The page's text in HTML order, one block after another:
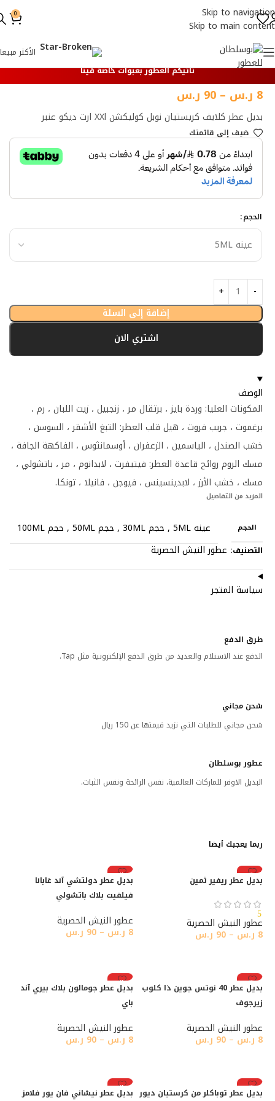
Skip to navigation
Skip to main content
0
الأكثر مبيعا
تأتيكم العطور بعبوات خاصة فينا
بديل عطر كلايف كريستيان نوبل كوليكشن XXl ارت ديكو عنبر
8 ر.س –
90 ر.س
ضيف إلي قائمتك
الحجم
إضافة إلى السلة
اشتري الان
الوصف
المكونات العليا: وردة بايز ، برتقال مر ، زنجبيل ، زيت اللبان ، رم ،
برغموت ، جريب فروت ، هيل قلب العطر: التبغ الأشقر ، السوسن ،
خشب الصندل ، الياسمين ، الزعفران ، أوسمانثوس ، الفاكهة الجافة ،
مسك الروم روائح قاعدة العطر: فيتيفرت ، لابدانوم ، مر ، باتشولي ،
مسك ، خشب الأرز ، لابدينسينس ، فيوجن ، فانيلا ، تونكا.
المزيد من التفاصيل
الحجم عينه 5ML , حجم 30ML , حجم 50ML , حجم 100ML
التصنيف: عطور النيش الحصرية
سياسة المتجر
طرق الدفع
الدفع عند الاستلام والعديد من طرق الدفع الإلكترونية مثل Tap.
شحن مجاني
شحن مجاني للطلبات التي تزيد قيمتها عن 150 ريال
عطور بوسلطان
البديل الاوفر للماركات العالمية، نفس الرائحة ونفس الثبات.
ربما يعجبك أيضا
رائج
بديل عطر ريفير ثمين
5
عطور النيش الحصرية
8 ر.س –
90 ر.س
رائج
بديل عطر دولتشي آند غابانا
فيلفيت بلاك باتشولي
عطور النيش الحصرية
8 ر.س –
90 ر.س
رائج
بديل عطر 40 نوتس جوين ذا كلوب
زيرجوف
عطور النيش الحصرية
8 ر.س –
90 ر.س
رائج
بديل عطر جومالون بلاك بيري آند
باي
عطور النيش الحصرية
8 ر.س –
90 ر.س
رائج
بديل عطر توباكلر من كرستيان ديور رائج
بديل عطر نيشاني فان يور فلامز